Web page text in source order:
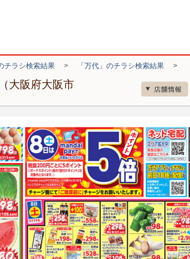
チラシ検索結果 > 「万代」のチラシ検索結果 >
大阪府大阪市